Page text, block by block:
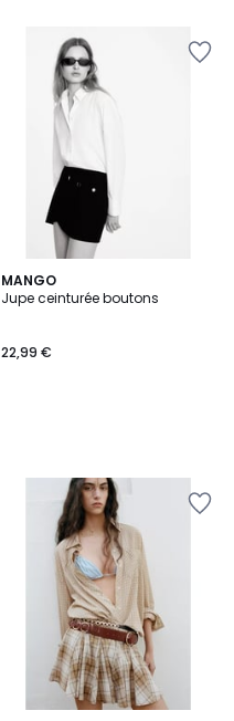
MANGO
Jupe ceinturée boutons
22,99 €